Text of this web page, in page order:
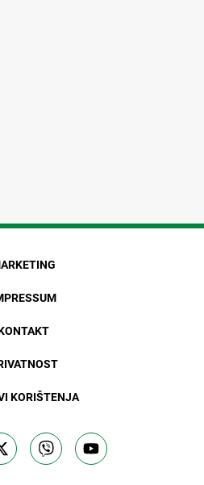
KORIŠTENJA